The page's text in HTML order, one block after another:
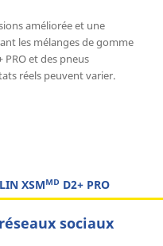
améliorée et une
les mélanges de gomme
PRO et des pneus
réels peuvent varier.
XSMᴹᴰ D2+ PRO
sociaux